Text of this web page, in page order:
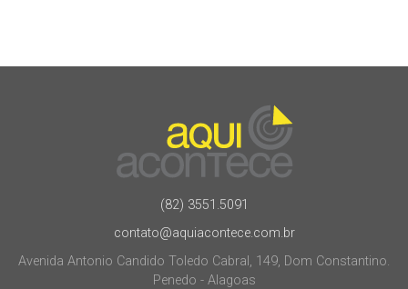
(82) 3551.5091
contato@aquiacontece.com.br
Avenida Antonio Candido Toledo Cabral, 149, Dom Constantino.
Penedo - Alagoas